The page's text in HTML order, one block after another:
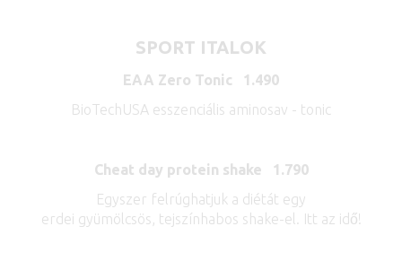
SPORT ITALOK
EAA Zero Tonic 1.490
BioTechUSA esszenciális aminosav - tonic
Cheat day protein shake 1.790
Egyszer felrúghatjuk a diétát egy
erdei gyümölcsös, tejszínhabos shake-el. Itt az idő!